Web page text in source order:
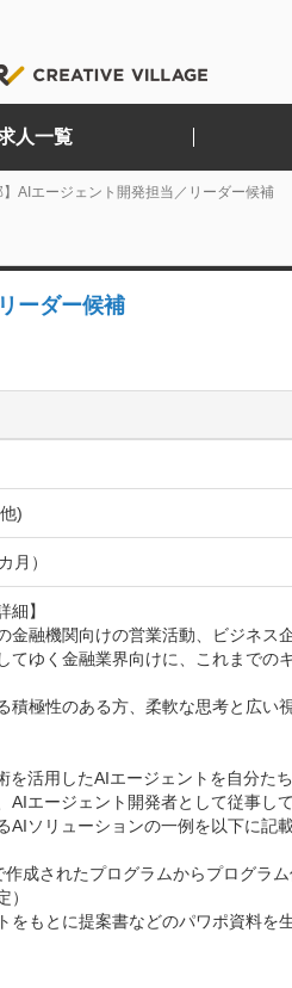
人一覧
】AIエージェント開発担当／リーダー候補
ーダー候補
)
3カ月）
細】
金融機関向けの営業活動、ビジネス
てゆく金融業界向けに、これまでの
積極性のある方、柔軟な思考と広い
を活用したAIエージェントを自分た
AIエージェント開発者として従事し
AIソリューションの一例を以下に記載
作成されたプログラムからプログラ
）
をもとに提案書などのパワポ資料